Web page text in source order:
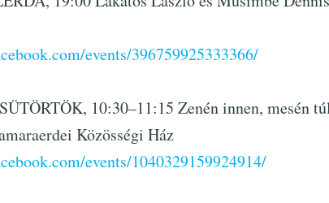
events/396759925333366/
10:30–11:15 Zenén innen, mesén
Közösségi Ház
events/1040329159924914/